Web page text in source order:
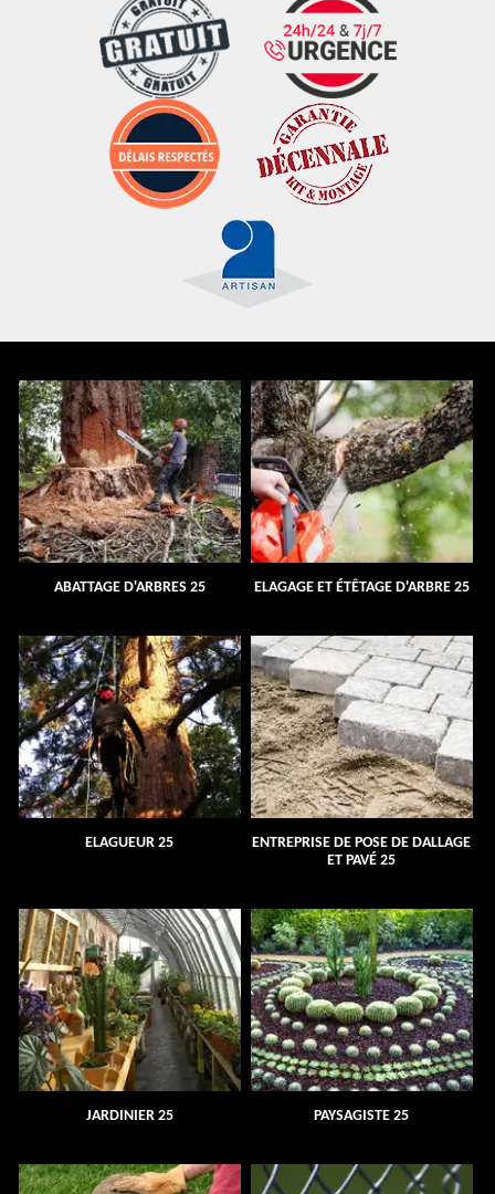
ABATTAGE D'ARBRES 25 ELAGAGE ET ÉTÊTAGE D'ARBRE 25
ELAGUEUR 25
ENTREPRISE DE POSE DE DALLAGE
ET PAVÉ 25
JARDINIER 25 PAYSAGISTE 25